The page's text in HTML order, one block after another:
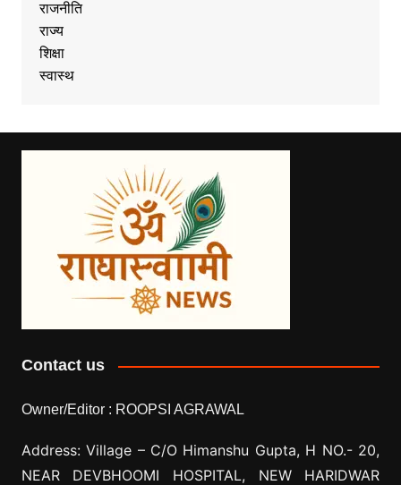
राजनीति
राज्य
शिक्षा
स्वास्थ
Contact us
Owner/Editor : ROOPSI AGRAWAL
Address: Village – C/O Himanshu Gupta, H NO.- 20,
NEAR DEVBHOOMI HOSPITAL, NEW HARIDWAR